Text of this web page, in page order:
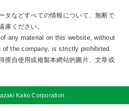
タなどすべての情報について、無断で
慮ください。
any material on this website, without
of the company, is strictly prohibited.
擅自使用或複製本網站的圖片、文章或
Kako Corporation